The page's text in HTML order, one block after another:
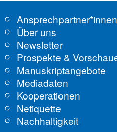
Über uns
Newsletter
Prospekte &
Manuskriptangebote
Mediadaten
Kooperationen
Netiquette
Nachhaltigkeit